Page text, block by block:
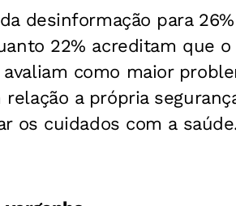
desinformação para
22% acreditam que
avaliam como maior
a própria
os cuidados com a